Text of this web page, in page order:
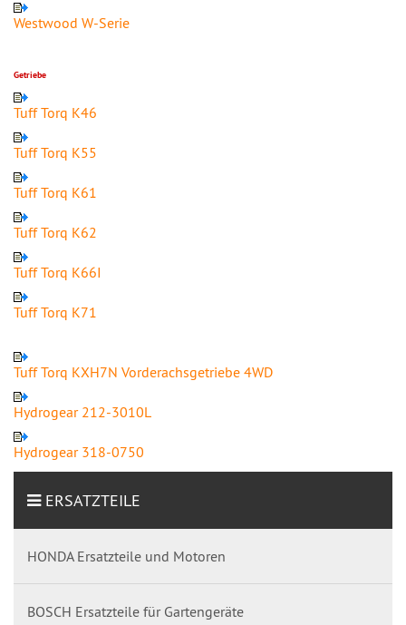
Westwood W-Serie
Getriebe
Tuff Torq K46
Tuff Torq K55
Tuff Torq K61
Tuff Torq K62
Tuff Torq K66I
Tuff Torq K71
Tuff Torq KXH7N Vorderachsgetriebe 4WD
Hydrogear 212-3010L
Hydrogear 318-0750
ERSATZTEILE
HONDA Ersatzteile und Motoren
BOSCH Ersatzteile für Gartengeräte